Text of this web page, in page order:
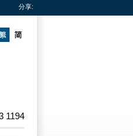
分享:
1194